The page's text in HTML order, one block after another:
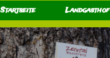
Startseite Landgasthof